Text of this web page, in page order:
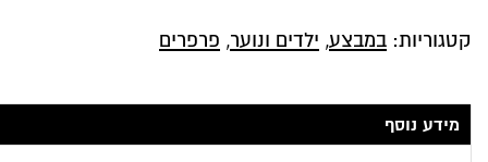
קטגוריות: במבצע, ילדים ונוער, פרפרים
מידע נוסף